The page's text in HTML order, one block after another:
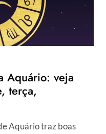
Aquário: veja
terça,
Aquário traz boas